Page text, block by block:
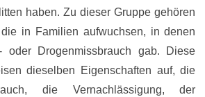
haben. Zu dieser Gruppe gehören
in Familien aufwuchsen, in denen
oder Drogenmissbrauch gab. Diese
dieselben Eigenschaften auf, die
die Vernachlässigung, der